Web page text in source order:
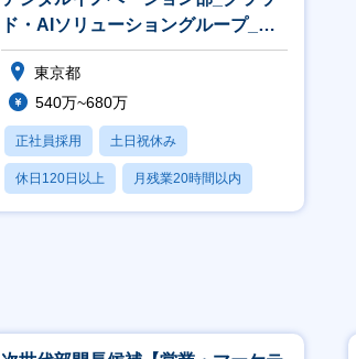
ド・AIソリューショングループ_エ
ンジニア
東京都
540万~680万
正社員採用 土日祝休み
休日120日以上 月残業20時間以内
賞与あり